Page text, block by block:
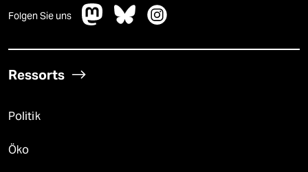
Folgen Sie uns
Ressorts
Politik
Öko